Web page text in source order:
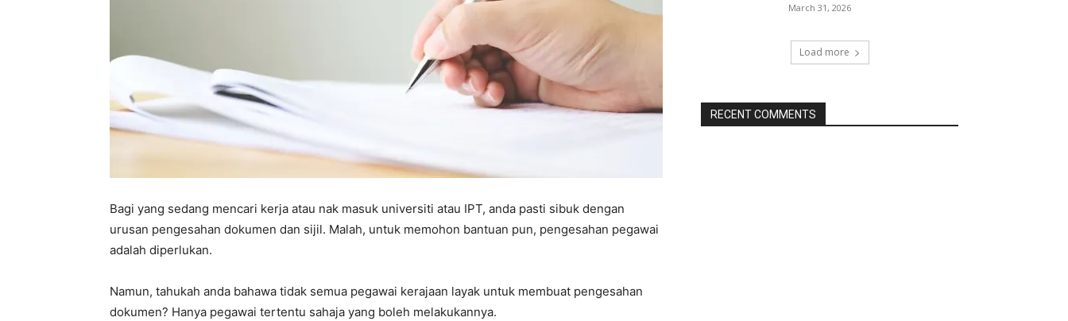
Bagi yang sedang mencari kerja atau nak masuk universiti atau IPT, anda pasti sibuk dengan
urusan pengesahan dokumen dan sijil. Malah, untuk memohon bantuan pun, pengesahan pegawai
adalah diperlukan.
Namun, tahukah anda bahawa tidak semua pegawai kerajaan layak untuk membuat pengesahan
dokumen? Hanya pegawai tertentu sahaja yang boleh melakukannya.
March 31, 2026
Load more
RECENT COMMENTS